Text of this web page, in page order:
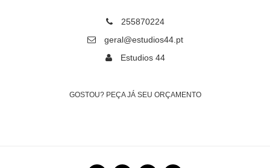
255870224
geral@estudios44.pt
Estudios 44
GOSTOU? PEÇA JÁ SEU ORÇAMENTO